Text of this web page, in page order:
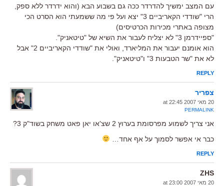
עם המצב ימשיך להדרדר ככה גם בשבוע הבא (והוא ידרדר ללא ספק,
הרי "שודדי הקאריביים 3" יצא ועל פי מה ששמעתי הוא הסרט הכי
מצופה באתרי מכירות הכרטיסים)
"ספיידרמן 3" לא יצליח לעבור את השיא של "טיטאניק".
הוא אומנם יעבור את המליארד, ואולי את "שודדי הקאריביים 2" אבל
לא את "שר הטבעות 3" ו"טיטאניק".
REPLY
צפריר
20 מאי 2007 at 22:45
PERMALINK
אני צריך לשמוע מפרסומת בערוץ 2 שצ'או יאן פאט משחק בשוד"ק 3?
כבר אי אפשר לסמוך על אף אחד…
REPLY
ZHS
20 מאי 2007 at 23:00